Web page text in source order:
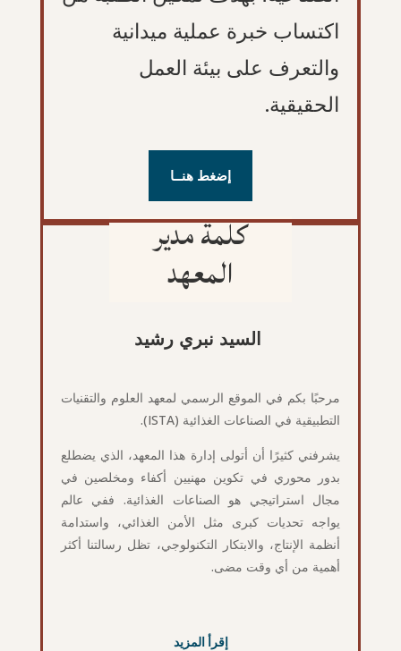
اكتساب خبرة عملية ميدانية
والتعرف على بيئة العمل
الحقيقية.
إضغط هنــا
كلمة مدير
المعهد
السيد نبري رشيد
مرحبًا بكم في الموقع الرسمي لمعهد العلوم والتقنيات
التطبيقية في الصناعات الغذائية (ISTA).
يشرفني كثيرًا أن أتولى إدارة هذا المعهد، الذي يضطلع
بدور محوري في تكوين مهنيين أكفاء ومخلصين في
مجال استراتيجي هو الصناعات الغذائية. ففي عالم
يواجه تحديات كبرى مثل الأمن الغذائي، واستدامة
أنظمة الإنتاج، والابتكار التكنولوجي، تظل رسالتنا أكثر
أهمية من أي وقت مضى.
إقرأ المزيد